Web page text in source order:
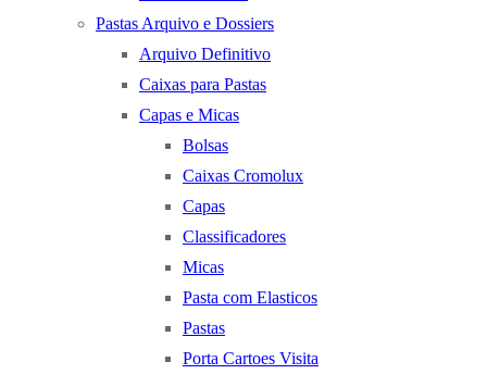
Pastas Arquivo e Dossiers
Arquivo Definitivo
Caixas para Pastas
Capas e Micas
Bolsas
Caixas Cromolux
Capas
Classificadores
Micas
Pasta com Elasticos
Pastas
Porta Cartoes Visita